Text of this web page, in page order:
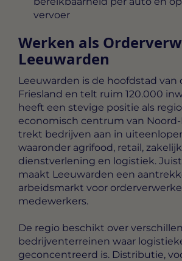
vervoer
Werken als
Leeuwarden
Leeuwarden is de hoofdstad van
Friesland en telt ruim 120.000
heeft een stevige positie als
economisch centrum van
trekt bedrijven aan in
waaronder agrifood, retail,
dienstverlening en logistiek.
maakt Leeuwarden een
arbeidsmarkt voor
medewerkers.
De regio beschikt over
bedrijventerreinen waar
geconcentreerd is. Distributie,